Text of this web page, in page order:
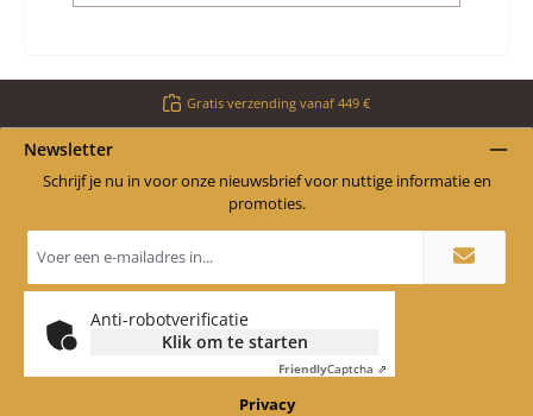
Gratis verzending vanaf 449 €
Newsletter
Schrijf je nu in voor onze nieuwsbrief voor nuttige informatie en
promoties.
E-
mailadres
Anti-robotverificatie
Klik om te starten
FriendlyCaptcha ⇗
Privacy